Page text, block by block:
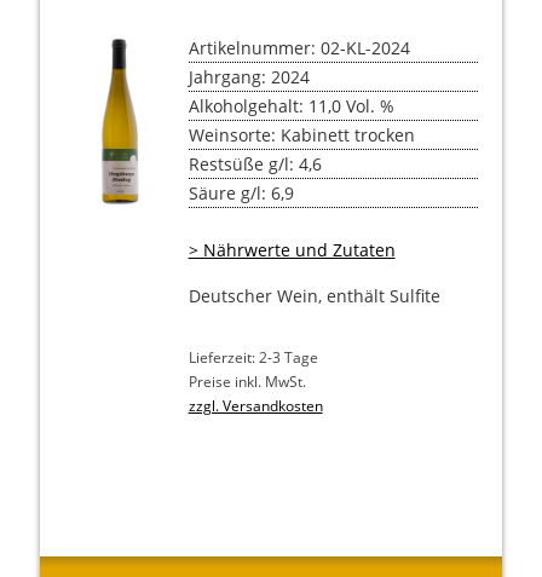
Artikelnummer: 02-KL-2024
Jahrgang: 2024
Alkoholgehalt: 11,0 Vol. %
Weinsorte: Kabinett trocken
Restsüße g/l: 4,6
Säure g/l: 6,9
> Nährwerte und Zutaten
Deutscher Wein, enthält Sulfite
Lieferzeit: 2-3 Tage
Preise inkl. MwSt.
zzgl. Versandkosten